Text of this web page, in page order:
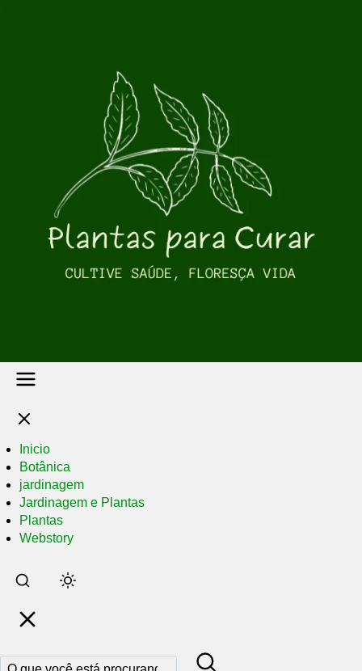
Inicio
Botânica
jardinagem
Jardinagem e Plantas
Plantas
Webstory
Pular
para
conteúdo